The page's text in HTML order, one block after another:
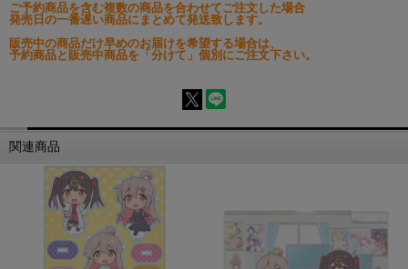
ご予約商品を含む複数の商品を合わせてご注文した場合
発売日の一番遅い商品にまとめて発送致します。
販売中の商品だけ早めのお届けを希望する場合は、
予約商品と販売中商品を「分けて」個別にご注文下さい。
関連商品